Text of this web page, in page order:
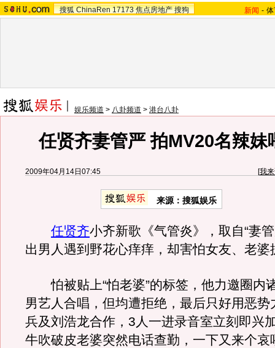
搜狐 ChinaRen 17173 焦点房地产 搜狗 新闻 -
娱乐频道 > 八卦频道 > 港台八卦
任贤齐妻管严 拍MV20名辣妹
2009年04月14日07:45 [我
来源： 搜狐娱乐
任贤齐小齐新歌《气管炎》，取自“妻
出男人遇到野花心痒痒，却害怕女友、老婆
怕被贴上“怕老婆”的标签，他力邀圈内
男艺人合唱，但均遭拒绝，最后只好用恶势
兵及刘浩龙合作，3人一进录音室立刻即兴
牛吹破皮老婆突然电话查勤，一下又来个哀